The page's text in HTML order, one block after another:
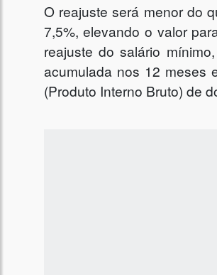
O reajuste será menor do
7,5%, elevando o valor
reajuste do salário
acumulada nos 12 meses
(Produto Interno Bruto) de